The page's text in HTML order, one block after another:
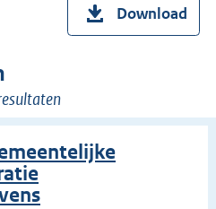
Download